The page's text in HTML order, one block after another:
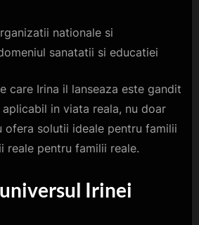
nationale si
sanatatii si educatiei
care Irina il lanseaza este gandit
in viata reala, nu doar
ofera solutii ideale pentru familii
reale pentru familii reale.
universul Irinei